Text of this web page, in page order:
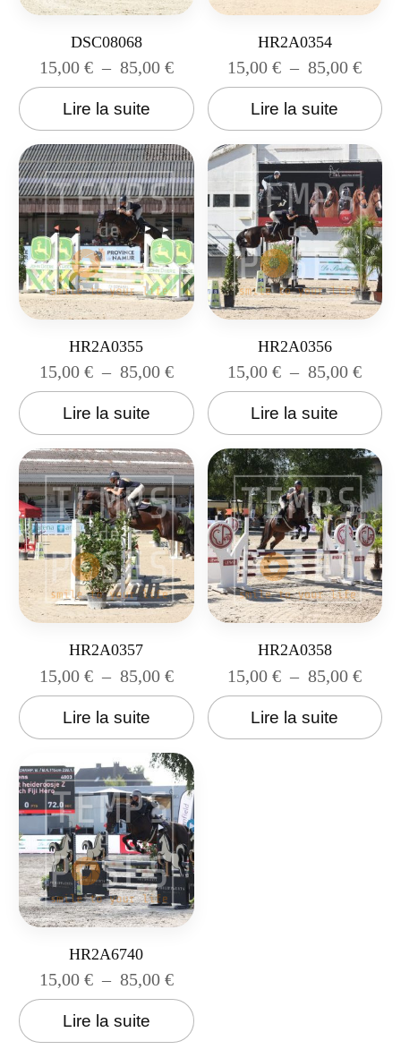
DSC08068
15,00 € – 85,00 €
Lire la suite
HR2A0354
15,00€ – 85,00€
Lire la suite
HR2A0355
15,00 € – 85,00 €
Lire la suite
HR2A0356
15,00€ – 85,00€
Lire la suite
HR2A0357
15,00 € – 85,00 €
Lire la suite
HR2A0358
15,00€ – 85,00€
Lire la suite
HR2A6740
15,00 € – 85,00 €
Lire la suite